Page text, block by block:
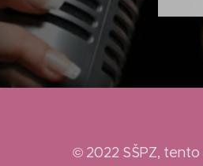
© 2022 SŠPZ,